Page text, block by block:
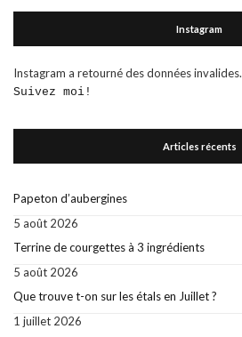
Instagram
Instagram a retourné des données invalides.
Suivez moi!
Articles récents
Papeton d’aubergines
5 août 2026
Terrine de courgettes à 3 ingrédients
5 août 2026
Que trouve t-on sur les étals en Juillet ?
1 juillet 2026